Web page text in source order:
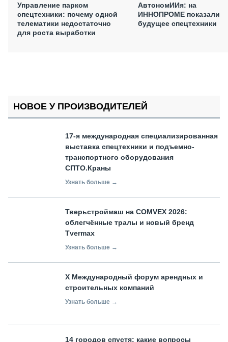
Управление парком
спецтехники: почему одной
телематики недостаточно
для роста выработки
АвтономИИя: на
ИННОПРОМЕ показали
будущее спецтехники
НОВОЕ У ПРОИЗВОДИТЕЛЕЙ
17-я международная специализированная
выставка спецтехники и подъемно-
транспортного оборудования
СПТО.Краны
Узнать больше →
Тверьстроймаш на COMVEX 2026:
облегчённые тралы и новый бренд
Tvermax
Узнать больше →
X Международный форум арендных и
строительных компаний
Узнать больше →
14 городов спустя: какие вопросы